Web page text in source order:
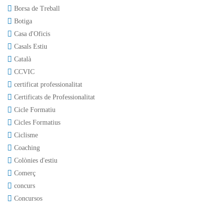
Borsa de Treball
Botiga
Casa d'Oficis
Casals Estiu
Català
CCVIC
certificat professionalitat
Certificats de Professionalitat
Cicle Formatiu
Cicles Formatius
Ciclisme
Coaching
Colònies d'estiu
Comerç
concurs
Concursos